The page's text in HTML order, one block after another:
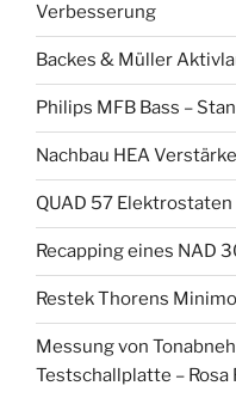
Verbesserung
Backes & Müller
Philips MFB Bass –
Nachbau HEA
QUAD 57
Recapping eines NAD
Restek Thorens
Messung von
Testschallplatte – Rosa